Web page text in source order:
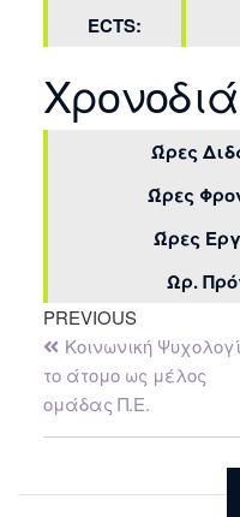
ECTS:
Ώρες
Ώρες
Ώρες
Ωρ.
PREVIOUS
Κοινωνική
το άτομο ως μέλος
ομάδας Π.Ε.